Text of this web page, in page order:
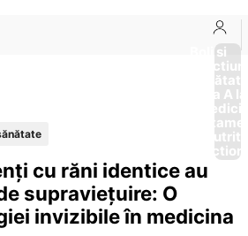
Boli si
Afectiuni
Sănătate
de la A
cu răni identice au
supraviețuire: O
invizibile în medicina